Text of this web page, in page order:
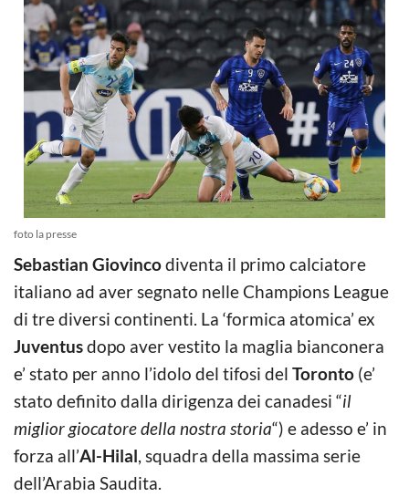
foto la presse
Sebastian Giovincodiventa il primo calciatore
italiano ad aver segnato nelle Champions League
di tre diversi continenti. La ‘formica atomica’ ex
Juventusdopo aver vestito la maglia bianconera
e’ stato per anno l’idolo del tifosi del Toronto (e’
stato definito dalla dirigenza dei canadesi “il
miglior giocatore della nostra storia“) e adesso e’ in
forza all’Al-Hilal, squadra della massima serie
dell’Arabia Saudita.